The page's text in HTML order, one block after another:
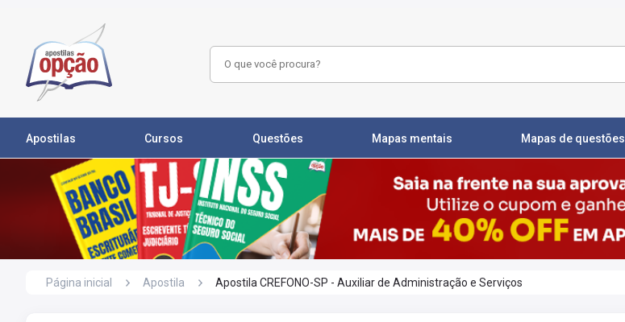
Apostilas Cursos Questões Mapas mentais Mapas de questões
Página inicial Apostila Apostila CREFONO-SP - Auxiliar de Administração e Serviços